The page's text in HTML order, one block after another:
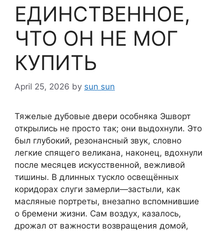
ЕДИНСТВЕННОЕ,
ЧТО ОН НЕ МОГ
КУПИТЬ
April 25, 2026 by sun sun
Тяжелые дубовые двери особняка Эшворт
открылись не просто так; они выдохнули. Это
был глубокий, резонансный звук, словно
легкие спящего великана, наконец, вдохнули
после месяцев искусственной, вежливой
тишины. В длинных тускло освещённых
коридорах слуги замерли—застыли, как
масляные портреты, внезапно вспомнившие
о бремени жизни. Сам воздух, казалось,
дрожал от важности возвращения домой,